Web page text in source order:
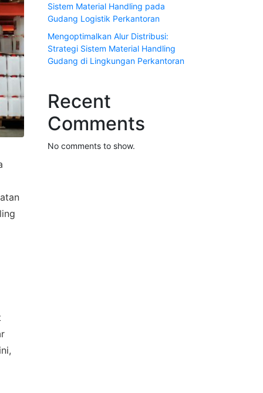
Sistem Material Handling pada
Gudang Logistik Perkantoran
Mengoptimalkan Alur Distribusi:
Strategi Sistem Material Handling
Gudang di Lingkungan Perkantoran
Recent
Comments
No comments to show.